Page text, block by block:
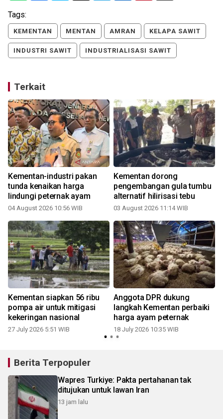
Tags:
KEMENTAN MENTAN AMRAN KELAPA SAWIT
INDUSTRI SAWIT INDUSTRIALISASI SAWIT
Terkait
Kementan-industri pakan
tunda kenaikan harga
lindungi peternak ayam
04 August 2026 10:56 WIB
Kementan dorong
pengembangan gula tumbu
alternatif hilirisasi tebu
03 August 2026 11:14 WIB
Kementan siapkan 56 ribu
pompa air untuk mitigasi
kekeringan nasional
27 July 2026 5:51 WIB
Anggota DPR dukung
langkah Kementan perbaiki
harga ayam peternak
18 July 2026 10:35 WIB
Berita Terpopuler
Wapres Turkiye: Pakta pertahanan tak
ditujukan untuk lawan Iran
13 jam lalu